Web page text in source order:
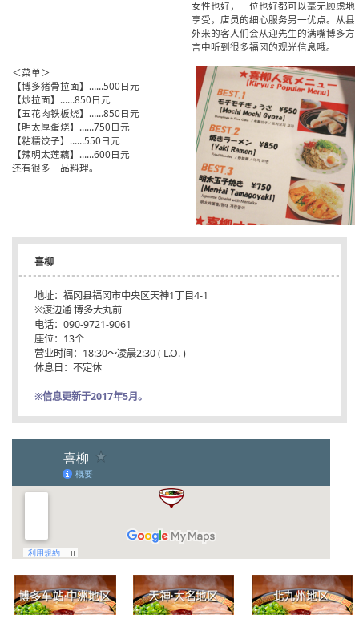
女性也好，一位也好都可以毫无顾虑地
享受，店员的细心服务另一优点。从县
外来的客人们会从迎先生的满嘴博多方
言中听到很多福冈的观光信息哦。
＜菜单＞
【博多猪骨拉面】……500日元
【炒拉面】……850日元
【五花肉铁板烧】……850日元
【明太厚蛋烧】……750日元
【粘糯饺子】……550日元
【辣明太莲藕】……600日元
还有很多一品料理。
喜柳
地址：福冈县福冈市中央区天神1丁目4-1
※渡边通 博多大丸前
电话：090-9721-9061
座位：13个
营业时间：18:30～凌晨2:30 ( L.O. )
休息日：不定休
※信息更新于2017年5月。